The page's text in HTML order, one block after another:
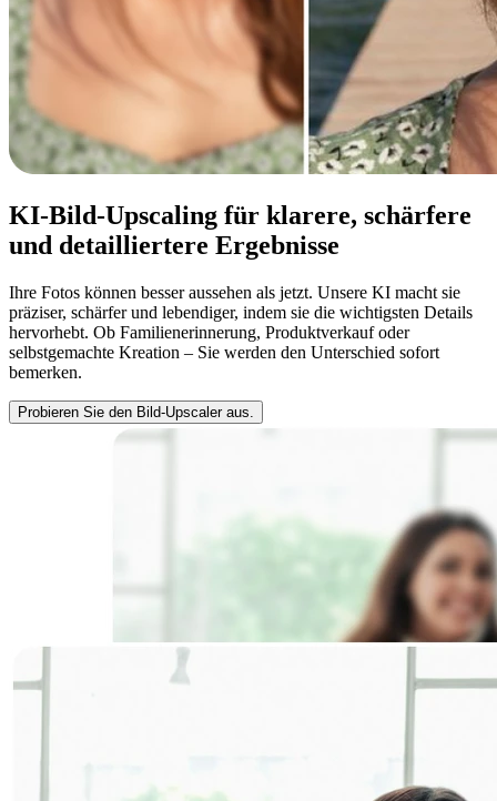
KI-Bild-Upscaling für klarere, schärfere
und detailliertere Ergebnisse
Ihre Fotos können besser aussehen als jetzt. Unsere KI macht sie
präziser, schärfer und lebendiger, indem sie die wichtigsten Details
hervorhebt. Ob Familienerinnerung, Produktverkauf oder
selbstgemachte Kreation – Sie werden den Unterschied sofort
bemerken.
Probieren Sie den Bild-Upscaler aus.